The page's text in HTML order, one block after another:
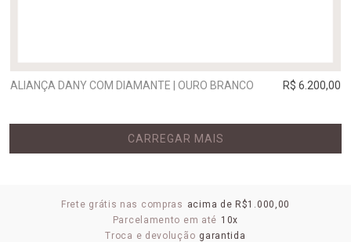
ALIANÇA DANY COM DIAMANTE | OURO BRANCO R$ 6.200,00
CARREGAR MAIS
Frete grátis nas compras acima de R$1.000,00
Parcelamento em até 10x
Troca e devolução garantida